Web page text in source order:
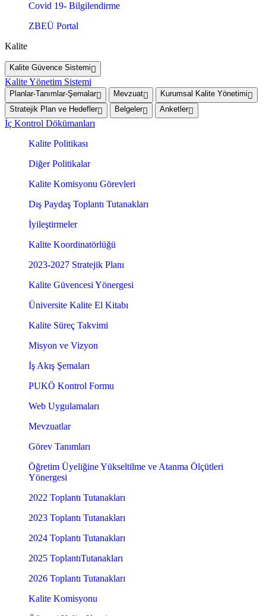
Covid 19- Bilgilendirme
ZBEÜ Portal
Kalite
Kalite Güvence Sistemi
Kalite Yönetim Sistemi
Planlar-Tanımlar-Şemalar Mevzuat
Kurumsal Kalite Yönetimi
Stratejik Plan ve Hedefler
Belgeler Anketler
İç Kontrol Dökümanları
Kalite Politikası
Diğer Politikalar
Kalite Komisyonu Görevleri
Dış Paydaş Toplantı Tutanakları
İyileştirmeler
Kalite Koordinatörlüğü
2023-2027 Stratejik Planı
Kalite Güvencesi Yönergesi
Üniversite Kalite El Kitabı
Kalite Süreç Takvimi
Misyon ve Vizyon
İş Akış Şemaları
PUKÖ Kontrol Formu
Web Uygulamaları
Mevzuatlar
Görev Tanımları
Öğretim Üyeliğine Yükseltilme ve Atanma Ölçütleri
Yönergesi
2022 Toplantı Tutanakları
2023 Toplantı Tutanakları
2024 Toplantı Tutanakları
2025 ToplantıTutanakları
2026 Toplantı Tutanakları
Kalite Komisyonu